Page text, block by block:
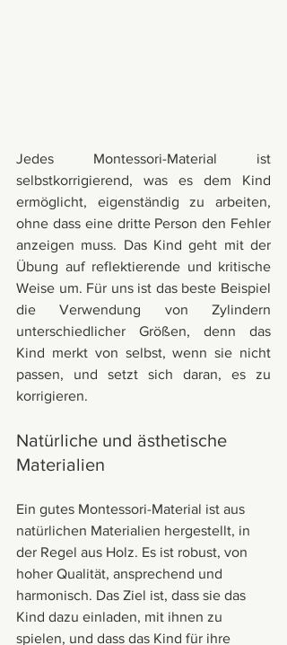
Jedes Montessori-Material ist
selbstkorrigierend, was es dem Kind
ermöglicht, eigenständig zu arbeiten,
ohne dass eine dritte Person den Fehler
anzeigen muss. Das Kind geht mit der
Übung auf reflektierende und kritische
Weise um. Für uns ist das beste Beispiel
die Verwendung von Zylindern
unterschiedlicher Größen, denn das
Kind merkt von selbst, wenn sie nicht
passen, und setzt sich daran, es zu
korrigieren.
Natürliche und ästhetische
Materialien
Ein gutes Montessori-Material ist aus
natürlichen Materialien hergestellt, in
der Regel aus Holz. Es ist robust, von
hoher Qualität, ansprechend und
harmonisch. Das Ziel ist, dass sie das
Kind dazu einladen, mit ihnen zu
spielen, und dass das Kind für ihre